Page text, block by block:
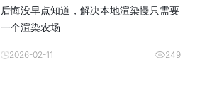
后悔没早点知道，解决本地渲染慢只需要
一个渲染农场
2026-02-11 249